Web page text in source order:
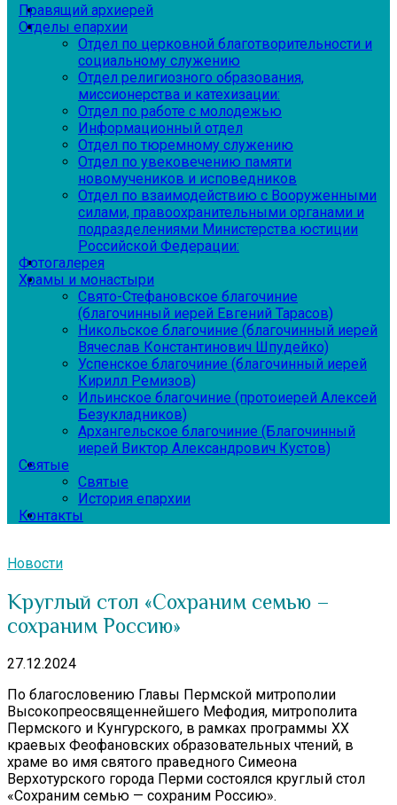
Правящий архиерей
Отделы епархии
Отдел по церковной благотворительности и
социальному служению
Отдел религиозного образования,
миссионерства и катехизации:
Отдел по работе с молодежью
Информационный отдел
Отдел по тюремному служению
Отдел по увековечению памяти
новомучеников и исповедников
Отдел по взаимодействию с Вооруженными
силами, правоохранительными органами и
подразделениями Министерства юстиции
Российской Федерации:
Фотогалерея
Храмы и монастыри
Свято-Стефановское благочиние
(благочинный иерей Евгений Тарасов)
Никольское благочиние (благочинный иерей
Вячеслав Константинович Шпудейко)
Успенское благочиние (благочинный иерей
Кирилл Ремизов)
Ильинское благочиние (протоиерей Алексей
Безукладников)
Архангельское благочиние (Благочинный
иерей Виктор Александрович Кустов)
Святые
Святые
История епархии
Контакты
Новости
Круглый стол «Сохраним семью –
сохраним Россию»
27.12.2024
По благословению Главы Пермской митрополии
Высокопреосвященнейшего Мефодия, митрополита
Пермского и Кунгурского, в рамках программы XX
краевых Феофановских образовательных чтений, в
храме во имя святого праведного Симеона
Верхотурского города Перми состоялся круглый стол
«Сохраним семью — сохраним Россию».